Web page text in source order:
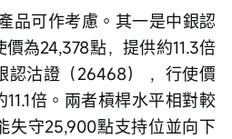
品可作考慮。其一是中銀認
為24,378點，提供約11.3倍
認沽證（26468） ，行使價
倍。兩者槓桿水平相對較
失守25,900點支持位並向下